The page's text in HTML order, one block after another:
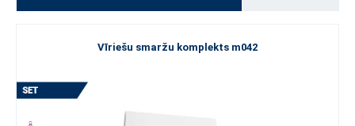
Vīriešu smaržu komplekts m042